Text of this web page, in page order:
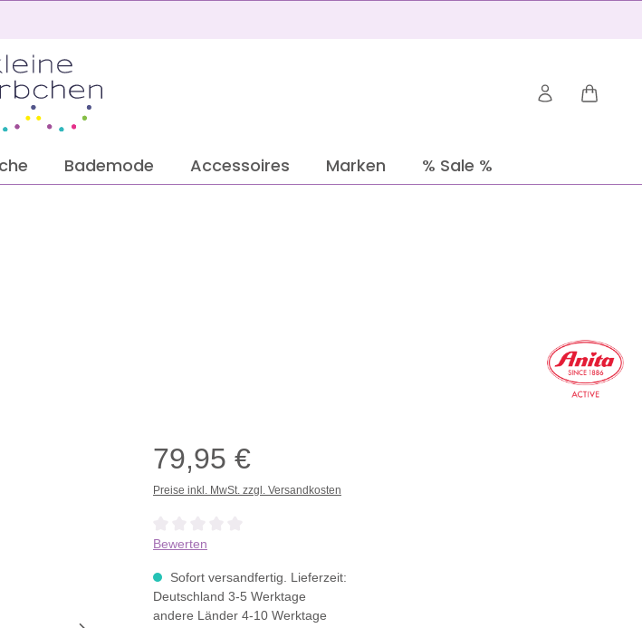
Bademode Accessoires Marken % Sale %
79,95 €
Preise inkl. MwSt. zzgl. Versandkosten
Durchschnittliche Bewertung von 0 von 5 Sternen
Bewerten
Sofort versandfertig. Lieferzeit:
Deutschland 3-5 Werktage
andere Länder 4-10 Werktage